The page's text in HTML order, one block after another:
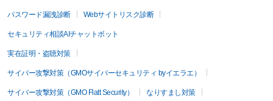
パスワード漏洩診断 Webサイトリスク診断
セキュリティ相談AIチャットボット
実在証明・盗聴対策
サイバー攻撃対策（GMOサイバーセキュリティ byイエラエ）
サイバー攻撃対策（GMO Flatt Security） なりすまし対策